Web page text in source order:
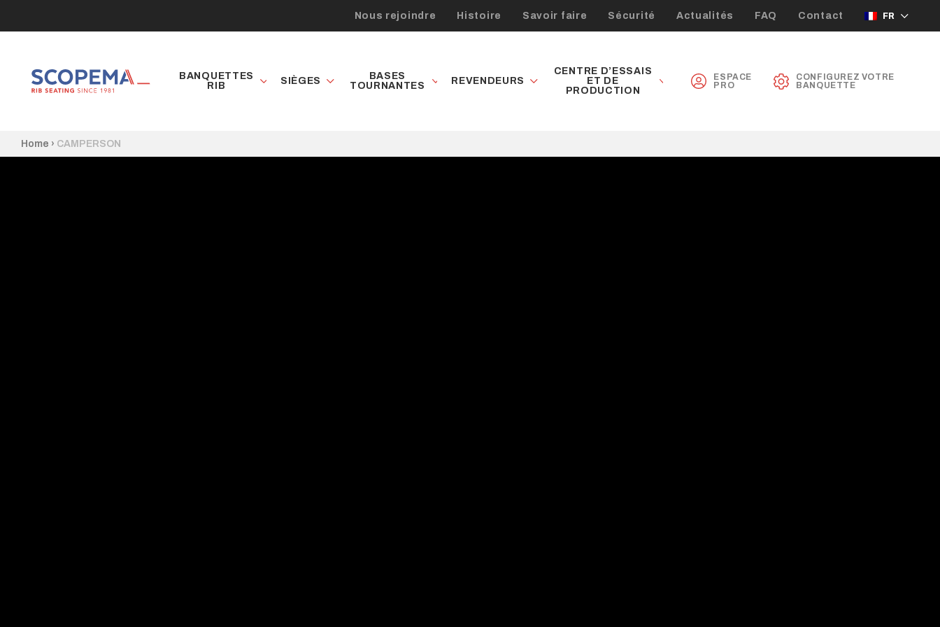
Nous rejoindre Histoire Savoir faire Sécurité Actualités FAQ Contact FR
BANQUETTES
RIB
SIÈGES
BASES
TOURNANTES
REVENDEURS
CENTRE D’ESSAIS
ET DE
PRODUCTION
ESPACE
PRO
CONFIGUREZ VOTRE
BANQUETTE
Home › CAMPERSON